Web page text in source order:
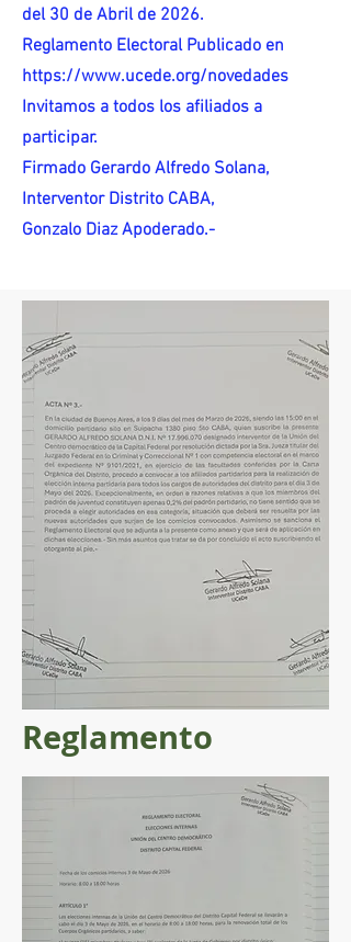
del 30 de Abril de 2026.
Reglamento Electoral Publicado en
https://www.ucede.org/novedades
Invitamos a todos los afiliados a
participar.
Firmado Gerardo Alfredo Solana,
Interventor Distrito CABA,
Gonzalo Diaz Apoderado.-
Reglamento